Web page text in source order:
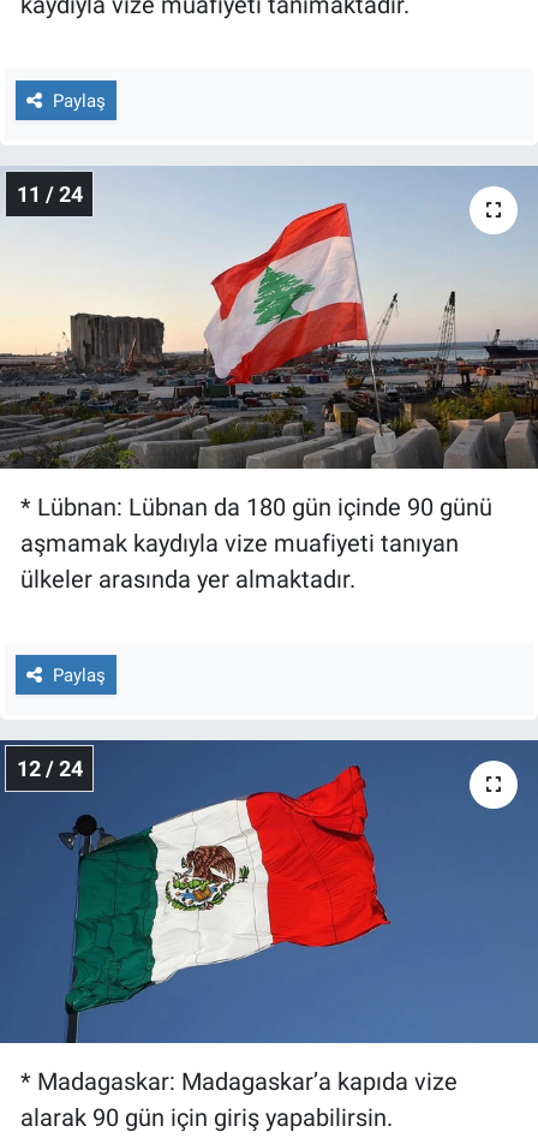
Paylaş
11 / 24
* Lübnan: Lübnan da 180 gün içinde 90 günü
aşmamak kaydıyla vize muafiyeti tanıyan
ülkeler arasında yer almaktadır.
Paylaş
12 / 24
* Madagaskar: Madagaskar’a kapıda vize
alarak 90 gün için giriş yapabilirsin.